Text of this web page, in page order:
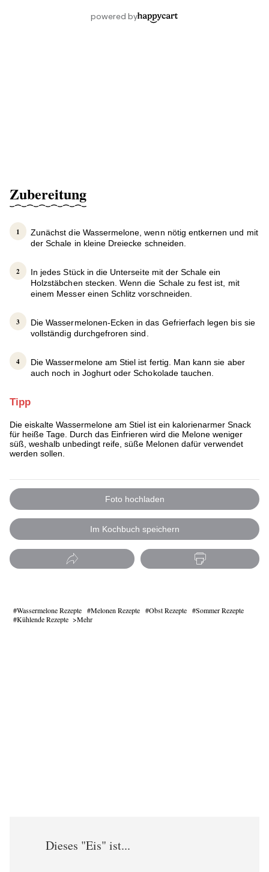
Zubereitung
Zunächst die Wassermelone, wenn nötig entkernen und mit
der Schale in kleine Dreiecke schneiden.
In jedes Stück in die Unterseite mit der Schale ein
Holzstäbchen stecken. Wenn die Schale zu fest ist, mit
einem Messer einen Schlitz vorschneiden.
Die Wassermelonen-Ecken in das Gefrierfach legen bis sie
vollständig durchgefroren sind.
Die Wassermelone am Stiel ist fertig. Man kann sie aber
auch noch in Joghurt oder Schokolade tauchen.
Tipp
Die eiskalte Wassermelone am Stiel ist ein kalorienarmer Snack
für heiße Tage. Durch das Einfrieren wird die Melone weniger
süß, weshalb unbedingt reife, süße Melonen dafür verwendet
werden sollen.
Foto hochladen
Im Kochbuch speichern
Wassermelone Rezepte Melonen Rezepte Obst Rezepte
Sommer Rezepte
Kühlende Rezepte
Mehr
Dieses "Eis" ist...